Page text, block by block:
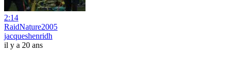
2:14
RaidNature2005
jacqueshenridh
il y a 20 ans